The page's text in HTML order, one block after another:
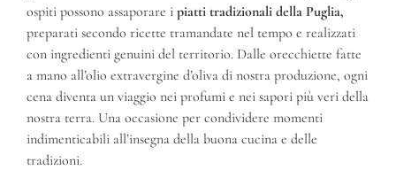
ospiti possono assaporare i piatti tradizionali della Puglia,
preparati secondo ricette tramandate nel tempo e realizzati
con ingredienti genuini del territorio. Dalle orecchiette fatte
a mano all’olio extravergine d’oliva di nostra produzione, ogni
cena diventa un viaggio nei profumi e nei sapori più veri della
nostra terra. Una occasione per condividere momenti
indimenticabili all’insegna della buona cucina e delle
tradizioni.